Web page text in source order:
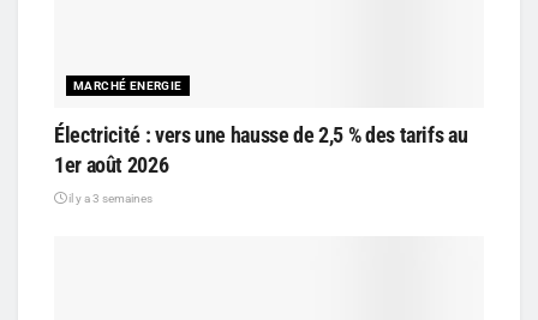
MARCHÉ ENERGIE
Électricité : vers une hausse de 2,5 % des tarifs au
1er août 2026
il y a 3 semaines